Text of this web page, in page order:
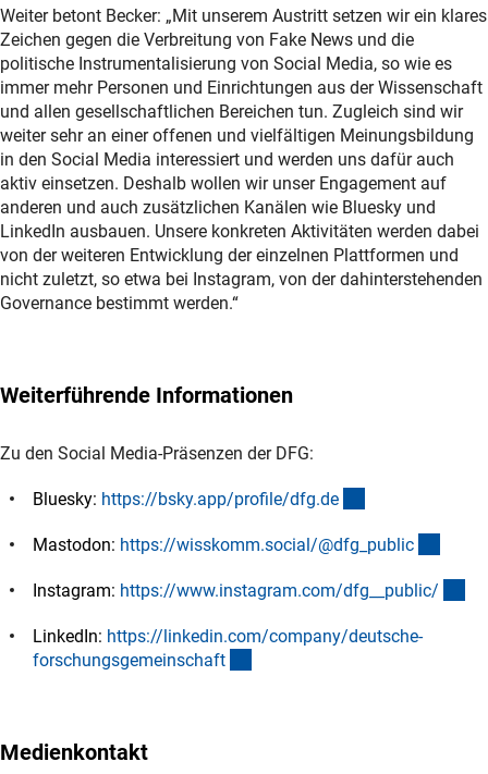
Weiter betont Becker: „Mit unserem Austritt setzen wir ein klares
Zeichen gegen die Verbreitung von Fake News und die
politische Instrumentalisierung von Social Media, so wie es
immer mehr Personen und Einrichtungen aus der Wissenschaft
und allen gesellschaftlichen Bereichen tun. Zugleich sind wir
weiter sehr an einer offenen und vielfältigen Meinungsbildung
in den Social Media interessiert und werden uns dafür auch
aktiv einsetzen. Deshalb wollen wir unser Engagement auf
anderen und auch zusätzlichen Kanälen wie Bluesky und
LinkedIn ausbauen. Unsere konkreten Aktivitäten werden dabei
von der weiteren Entwicklung der einzelnen Plattformen und
nicht zuletzt, so etwa bei Instagram, von der dahinterstehenden
Governance bestimmt werden.“
Weiterführende Informationen
Zu den Social Media-Präsenzen der DFG:
Bluesky: https://bsky.app/profile/dfg.de
Mastodon: https://wisskomm.social/@dfg_public
Instagram: https://www.instagram.com/dfg__public/
LinkedIn: https://linkedin.com/company/deutsche-
forschungsgemeinschaft
Medienkontakt